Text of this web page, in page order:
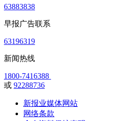
63883838
早报广告联系
63196319
新闻热线
1800-7416388
或 92288736
新报业媒体网站
网络条款